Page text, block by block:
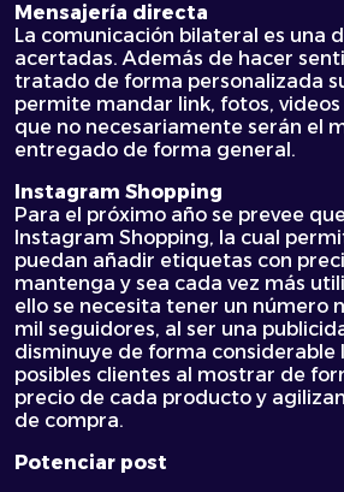
Mensajería directa
La comunicación bilateral es una
acertadas. Además de hacer
tratado de forma personalizada
permite mandar link, fotos, videos
que no necesariamente serán el
entregado de forma general.
Instagram Shopping
Para el próximo año se prevee
Instagram Shopping, la cual
puedan añadir etiquetas con
mantenga y sea cada vez más
ello se necesita tener un número
mil seguidores, al ser una
disminuye de forma considerable
posibles clientes al mostrar de
precio de cada producto y
de compra.
Potenciar post